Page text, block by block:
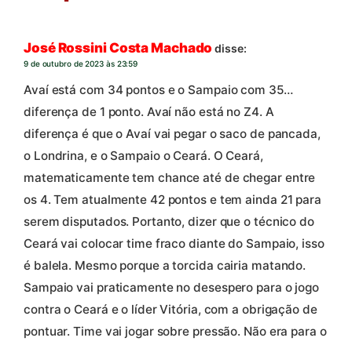
José Rossini Costa Machado disse:
9 de outubro de 2023 às 23:59
Avaí está com 34 pontos e o Sampaio com 35…
diferença de 1 ponto. Avaí não está no Z4. A
diferença é que o Avaí vai pegar o saco de pancada,
o Londrina, e o Sampaio o Ceará. O Ceará,
matematicamente tem chance até de chegar entre
os 4. Tem atualmente 42 pontos e tem ainda 21 para
serem disputados. Portanto, dizer que o técnico do
Ceará vai colocar time fraco diante do Sampaio, isso
é balela. Mesmo porque a torcida cairia matando.
Sampaio vai praticamente no desespero para o jogo
contra o Ceará e o líder Vitória, com a obrigação de
pontuar. Time vai jogar sobre pressão. Não era para o